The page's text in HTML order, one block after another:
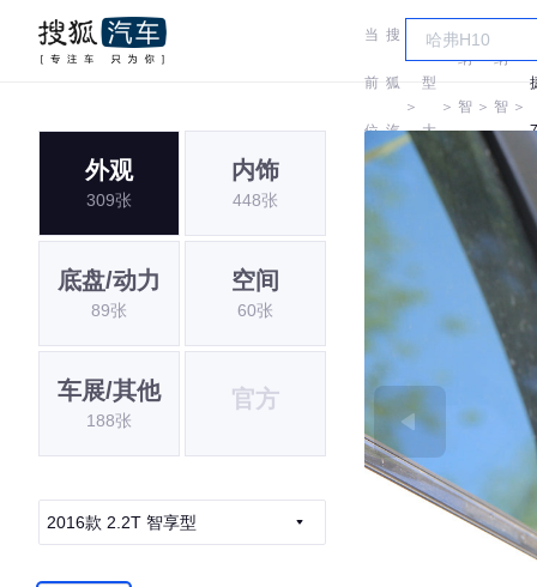
当
前
位
置:
搜
狐
汽
＞
车
型
大
全
＞
纳
智 ＞
纳
智
捷
＞
7
外观
309张
内饰
448张
底盘/动力
89张
空间
60张
车展/其他
188张
官方
2016款 2.2T 智享型